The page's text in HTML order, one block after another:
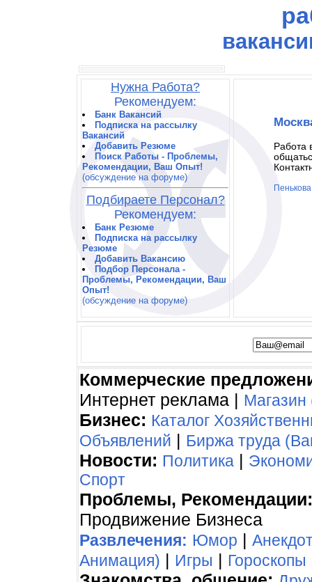
Нужна Работа?
Рекомендуем:
Банк Вакансий
Подписка на рассылку
Вакансий
Добавить Резюме
Поиск Работы - Проблемы,
Рекомендации, Ваш Опыт!
(обсуждение на форуме)
Подбираете Персонал?
Рекомендуем:
Банк Резюме
Подписка на рассылку
Резюме
Добавить Вакансию
Подбор Персонала -
Проблемы, Рекомендации, Ваш
Опыт!
(обсуждение на форуме)
Работа
Коммерческие
Интернет реклама | Магазин
Бизнес: Каталог
Объявлений | Биржа труда
Новости: Политика |
Спорт
Проблемы, Рекомендации:
Продвижение Бизнеса
Развлечения: Юмор |
Анимация) | Игры | Гороскопы